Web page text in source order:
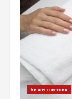
Бизнес советник